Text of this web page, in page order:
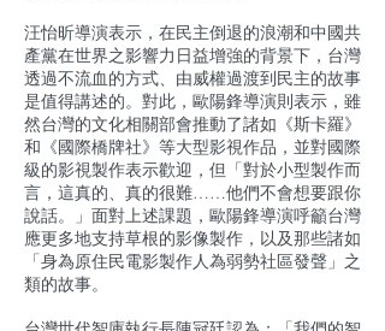
汪怡昕導演表示，在民主倒退的浪潮和中國共
產黨在世界之影響力日益增強的背景下，台灣
透過不流血的方式、由威權過渡到民主的故事
是值得講述的。對此，歐陽鋒導演則表示，雖
然台灣的文化相關部會推動了諸如《斯卡羅》
和《國際橋牌社》等大型影視作品，並對國際
級的影視製作表示歡迎，但「對於小型製作而
言，這真的、真的很難……他們不會想要跟你
說話。」面對上述課題，歐陽鋒導演呼籲台灣
應更多地支持草根的影像製作，以及那些諸如
「身為原住民電影製作人為弱勢社區發聲」之
類的故事。